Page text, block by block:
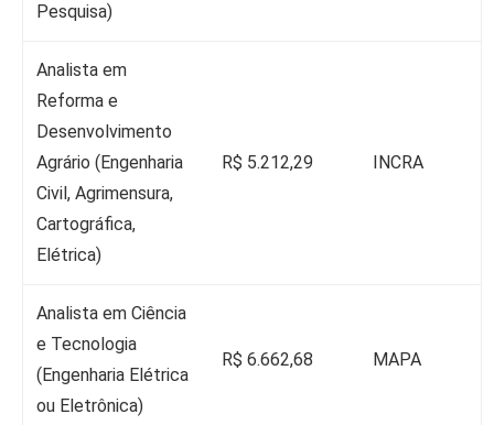
Pesquisa)
Analista em
Reforma e
Desenvolvimento
Agrário (Engenharia
Civil, Agrimensura,
Cartográfica,
Elétrica)
R$ 5.212,29 INCRA
Analista em Ciência
e Tecnologia
(Engenharia Elétrica
ou Eletrônica)
R$ 6.662,68 MAPA